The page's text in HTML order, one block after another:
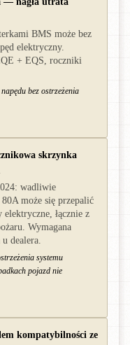
BMS może bez
elektryczny.
+ EQS, roczniki
bez ostrzeżenia
skrzynka
wadliwie
może się przepalić
łącznie z
Wymagana
dealera.
systemu
pojazd nie
kompatybilności ze